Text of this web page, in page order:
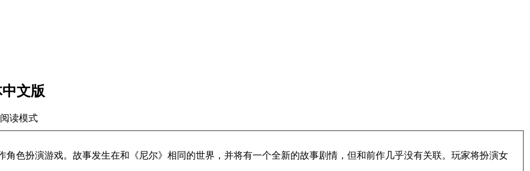
文版
阅读模式
色扮演游戏。故事发生在和《尼尔》相同的世界，并将有一个全新的故事剧情，但和前作几乎没有关联。玩家将扮演女